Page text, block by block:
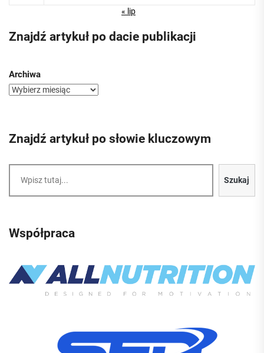
« lip
Znajdź artykuł po dacie publikacji
Archiwa
Znajdź artykuł po słowie kluczowym
Szukaj
Współpraca